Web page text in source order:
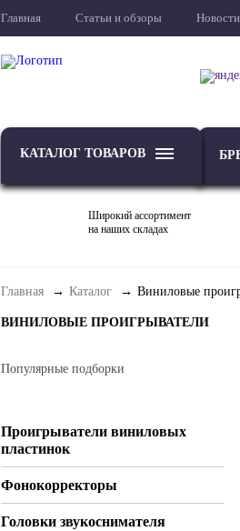
Главная Статьи и обзоры Новости
КАТАЛОГ ТОВАРОВ
ТВ Проекторы
Широкий ассортимент
на наших складах
Главная Каталог Виниловые
ВИНИЛОВЫЕ ПРОИГРЫВАТЕЛИ
Популярные подборки
Проигрыватели виниловых
пластинок
Фонокорректоры
Головки звукоснимателя